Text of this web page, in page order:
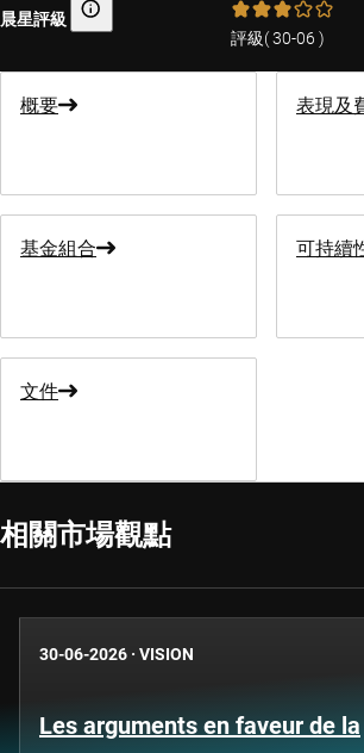
晨星評級 晨星評級
評級(30-06 )
概要 表現及
基金組合 可持續
文件
相關市場觀點
30-06-2026 · VISION
Les arguments en faveur de la